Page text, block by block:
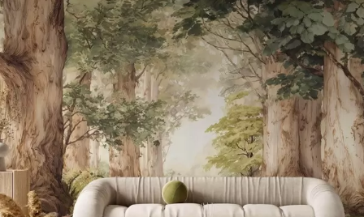
Standard
125007500Ft/m²
Prémium
158339499Ft/m²
Prémium vinil
18208 10925 Ft/m²